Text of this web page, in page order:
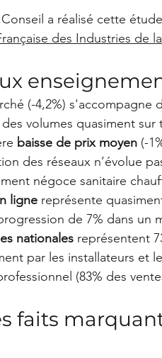
a réalisé cette
des Industries de
(-4,2%)
des volumes quasiment
baisse de prix moyen (-
des réseaux n’évolue
négoce sanitaire
ligne représente
de 7% dans un
nationales représentent
par les installateurs et
(83% des
faits